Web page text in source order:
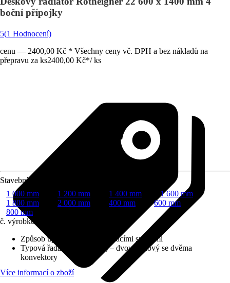
boční přípojky
5(1 Hodnocení)
cenu — 2400,00 Kč * Všechny ceny vč. DPH a bez nákladů na
přepravu za ks2400,00 Kč*/ ks
Stavební délka
1 000 mm
1 200 mm 1 400 mm
1 600 mm
1 800 mm
2 000 mm 400 mm
600 mm
800 mm
č. výrobku
Způsob upevnění
S upevňovacími sponami
Typová řada
Typ DK (22) – dvoudeskový se dvěma
konvektory
Více informací o zboží